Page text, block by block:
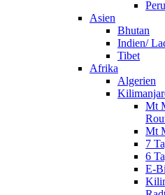
Asien
Bhutan
Indien/
Tibet
Afrika
Algerien
Mt
Mt
7
6
E-